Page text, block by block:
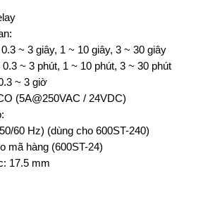
~ 3 giây, 1 ~ 10 giây, 3 ~ 30 giây
~ 3 phút, 1 ~ 10 phút, 3 ~ 30 phút
~ 3 giờ
(5A@250VAC / 24VDC)
60 Hz) (dùng cho 600ST-240)
mã hàng (600ST-24)
17.5 mm